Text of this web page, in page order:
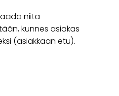
niitä
kunnes asiakas
(asiakkaan etu).